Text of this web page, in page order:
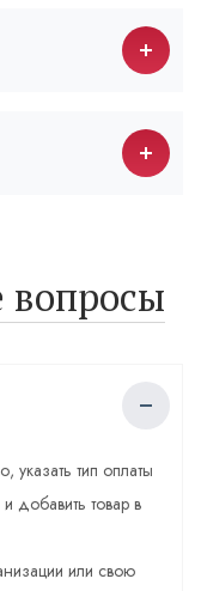
вопросы
указать тип оплаты
добавить товар в
или свою